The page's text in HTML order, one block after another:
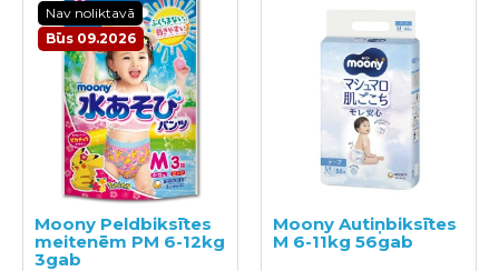
Nav noliktavā
Būs 09.2026
Moony Peldbiksītes
meitenēm PM 6-12kg
3gab
Moony Autiņbiksītes
M 6-11kg 56gab